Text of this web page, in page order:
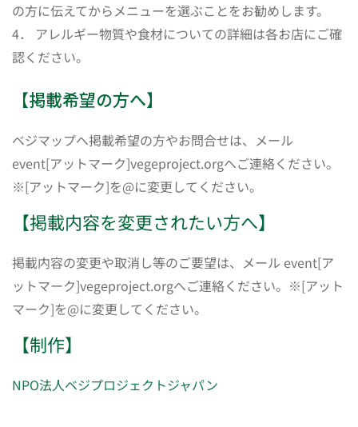
の方に伝えてからメニューを選ぶことをお勧めします。
4． アレルギー物質や食材についての詳細は各お店にご確
認ください。
【掲載希望の方へ】
ベジマップへ掲載希望の方やお問合せは、メール
event[アットマーク]vegeproject.orgへご連絡ください。
※[アットマーク]を@に変更してください。
【掲載内容を変更されたい方へ】
掲載内容の変更や取消し等のご要望は、メール event[ア
ットマーク]vegeproject.orgへご連絡ください。※[アット
マーク]を@に変更してください。
【制作】
NPO法人ベジプロジェクトジャパン